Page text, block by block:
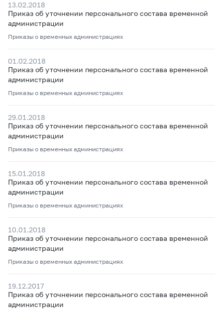
13.02.2018
Приказ об уточнении персонального состава временной
администрации
Приказы о временных администрациях
01.02.2018
Приказ об уточнении персонального состава временной
администрации
Приказы о временных администрациях
29.01.2018
Приказ об уточнении персонального состава временной
администрации
Приказы о временных администрациях
15.01.2018
Приказ об уточнении персонального состава временной
администрации
Приказы о временных администрациях
10.01.2018
Приказ об уточнении персонального состава временной
администрации
Приказы о временных администрациях
19.12.2017
Приказ об уточнении персонального состава временной
администрации